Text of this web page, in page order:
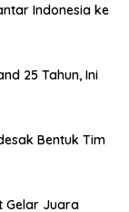
Indonesia ke
25 Tahun, Ini
Bentuk Tim
Gelar Juara